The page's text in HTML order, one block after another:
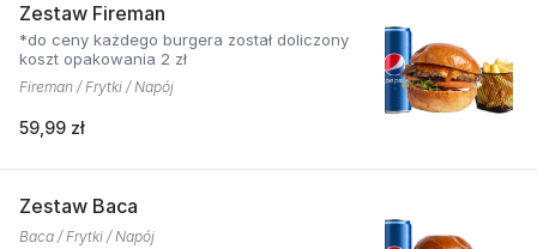
Zestaw Fireman
*do ceny każdego burgera został doliczony
koszt opakowania 2 zł
Fireman / Frytki / Napój
59,99 zł
Zestaw Baca
Baca / Frytki / Napój